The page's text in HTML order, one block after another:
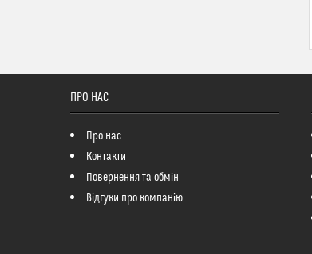
ПРО НАС
Про нас
Контакти
Повернення та обмін
Відгуки про компанію